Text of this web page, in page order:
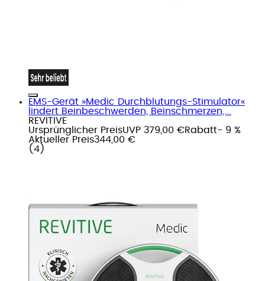
EMS-Gerät »Medic Durchblutungs-Stimulator«
lindert Beinbeschwerden, Beinschmerzen,...
REVITIVE
Ursprünglicher PreisUVP 379,00 €Rabatt- 9 %
Aktueller Preis344,00 €
( 4 )